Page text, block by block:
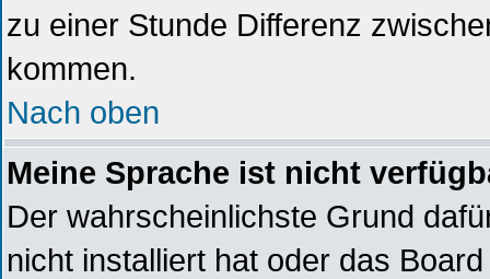
zu einer Stunde Differenz
kommen.
Nach oben
Meine Sprache ist nicht
Der wahrscheinlichste Grund
nicht installiert hat oder das